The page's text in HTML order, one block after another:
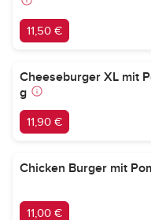
11,50 €
Cheeseburger XL mit
g
11,90 €
Chicken Burger mit
11,00 €